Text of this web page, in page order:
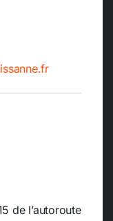
de l’autoroute